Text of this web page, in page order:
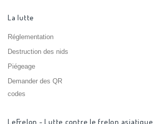
La lutte
Réglementation
Destruction des nids
Piégeage
Demander des QR
codes
LeFrelon - Lutte contre le frelon asiatique